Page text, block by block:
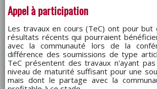
Appel à participation
Les travaux en cours (TeC) ont pour
résultats récents qui pourraient
avec la communauté lors de la
différence des soumissions de type
TeC présentent des travaux n'ayant
niveau de maturité suffisant pour une
mais dont le partage avec la